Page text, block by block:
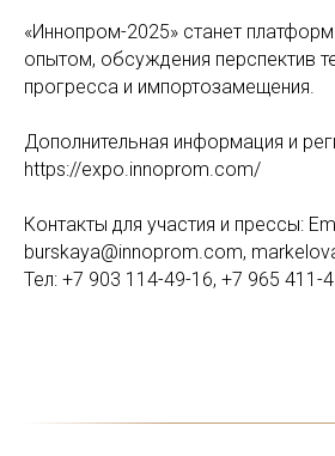
«Иннопром-2025» станет
опытом, обсуждения перспектив
прогресса и импортозамещения.
Дополнительная информация и
https://expo.innoprom.com/
Контакты для участия и прессы:
burskaya@innoprom.com,
Тел: +7 903 114-49-16, +7 965 411-